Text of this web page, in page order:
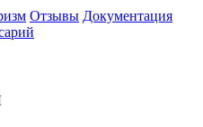
Отзывы Документация